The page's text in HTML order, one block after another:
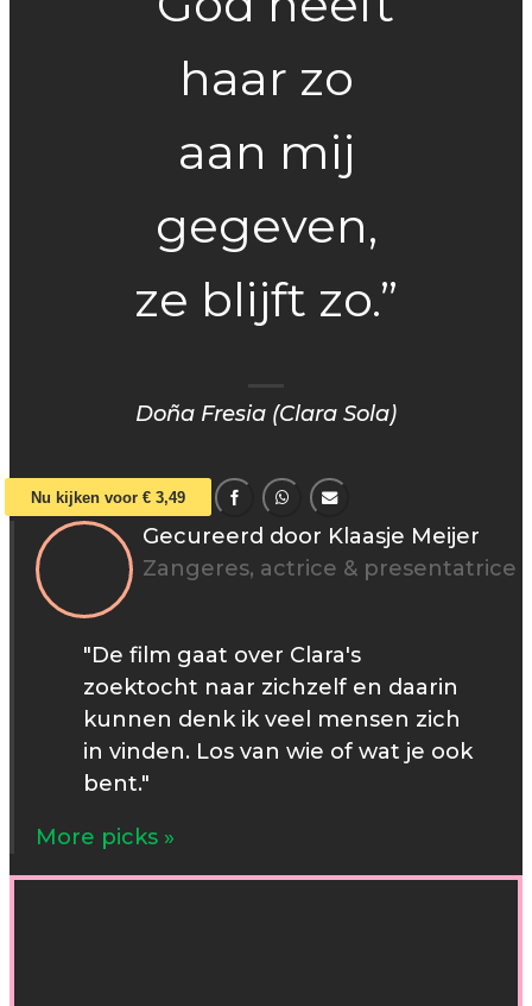
haar zo
aan mij
gegeven,
ze blijft zo.”
Doña Fresia (Clara Sola)
Nu kijken voor € 3,49
Gecureerd door Klaasje Meijer
Zangeres, actrice & presentatrice
"De film gaat over Clara's
zoektocht naar zichzelf en daarin
kunnen denk ik veel mensen zich
in vinden. Los van wie of wat je ook
bent."
More picks